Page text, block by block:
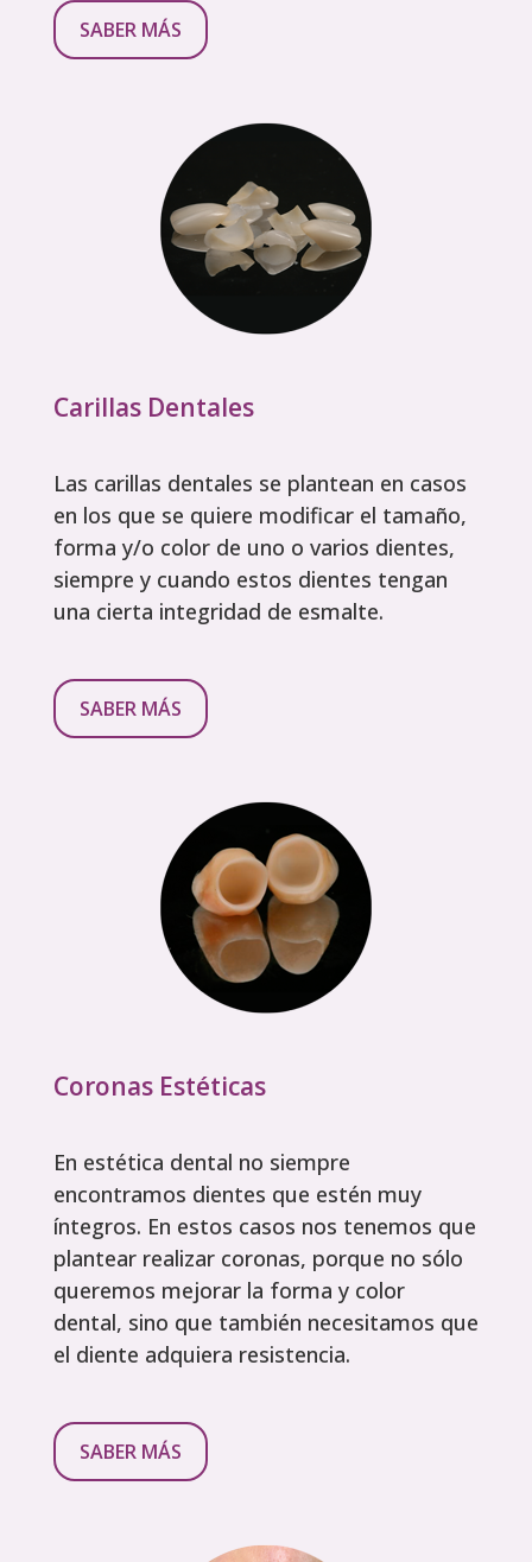
SABER MÁS
Carillas Dentales
Las carillas dentales se plantean en casos
en los que se quiere modificar el tamaño,
forma y/o color de uno o varios dientes,
siempre y cuando estos dientes tengan
una cierta integridad de esmalte.
SABER MÁS
Coronas Estéticas
En estética dental no siempre
encontramos dientes que estén muy
íntegros. En estos casos nos tenemos que
plantear realizar coronas, porque no sólo
queremos mejorar la forma y color
dental, sino que también necesitamos que
el diente adquiera resistencia.
SABER MÁS